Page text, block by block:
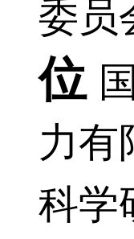
委员
位
力有
科学